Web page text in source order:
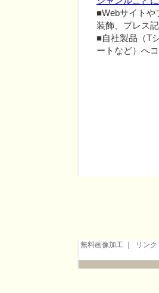
■Webサイトや
装飾、プレス
■自社製品（T
ートなど）へ
無料画像加工 リンク